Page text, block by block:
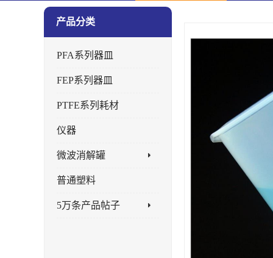
产品分类
PFA系列器皿
FEP系列器皿
PTFE系列耗材
仪器
微波消解罐
普通塑料
5万条产品帖子